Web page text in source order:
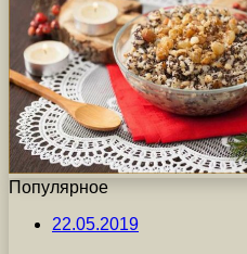
Популярное
22.05.2019